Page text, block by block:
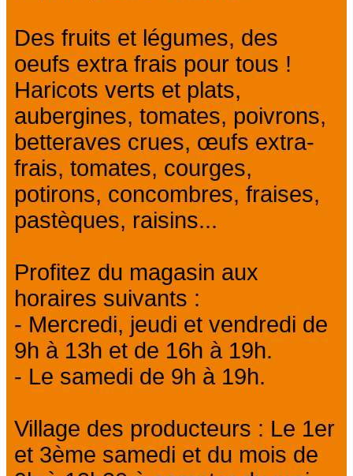
Des fruits et légumes, des
oeufs extra frais pour tous !
Haricots verts et plats,
aubergines, tomates, poivrons,
betteraves crues, œufs extra-
frais, tomates, courges,
potirons, concombres, fraises,
pastèques, raisins...
Profitez du magasin aux
horaires suivants :
- Mercredi, jeudi et vendredi de
9h à 13h et de 16h à 19h.
- Le samedi de 9h à 19h.
Village des producteurs : Le 1er
et 3ème samedi et du mois de